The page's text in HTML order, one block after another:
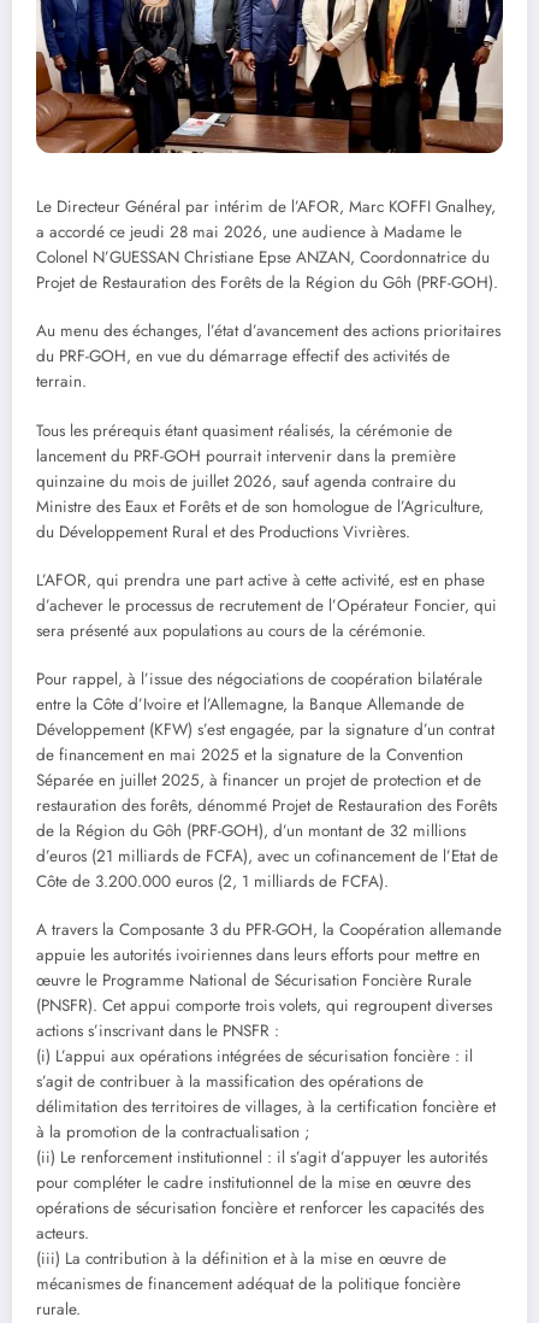
Le Directeur Général par intérim de l’AFOR, Marc KOFFI Gnalhey,
a accordé ce jeudi 28 mai 2026, une audience à Madame le
Colonel N’GUESSAN Christiane Epse ANZAN, Coordonnatrice du
Projet de Restauration des Forêts de la Région du Gôh (PRF-GOH).
Au menu des échanges, l’état d’avancement des actions prioritaires
du PRF-GOH, en vue du démarrage effectif des activités de
terrain.
Tous les prérequis étant quasiment réalisés, la cérémonie de
lancement du PRF-GOH pourrait intervenir dans la première
quinzaine du mois de juillet 2026, sauf agenda contraire du
Ministre des Eaux et Forêts et de son homologue de l’Agriculture,
du Développement Rural et des Productions Vivrières.
L’AFOR, qui prendra une part active à cette activité, est en phase
d’achever le processus de recrutement de l’Opérateur Foncier, qui
sera présenté aux populations au cours de la cérémonie.
Pour rappel, à l’issue des négociations de coopération bilatérale
entre la Côte d’Ivoire et l’Allemagne, la Banque Allemande de
Développement (KFW) s’est engagée, par la signature d’un contrat
de financement en mai 2025 et la signature de la Convention
Séparée en juillet 2025, à financer un projet de protection et de
restauration des forêts, dénommé Projet de Restauration des Forêts
de la Région du Gôh (PRF-GOH), d’un montant de 32 millions
d’euros (21 milliards de FCFA), avec un cofinancement de l’Etat de
Côte de 3.200.000 euros (2, 1 milliards de FCFA).
A travers la Composante 3 du PFR-GOH, la Coopération allemande
appuie les autorités ivoiriennes dans leurs efforts pour mettre en
œuvre le Programme National de Sécurisation Foncière Rurale
(PNSFR). Cet appui comporte trois volets, qui regroupent diverses
actions s’inscrivant dans le PNSFR :
(i) L’appui aux opérations intégrées de sécurisation foncière : il
s’agit de contribuer à la massification des opérations de
délimitation des territoires de villages, à la certification foncière et
à la promotion de la contractualisation ;
(ii) Le renforcement institutionnel : il s’agit d’appuyer les autorités
pour compléter le cadre institutionnel de la mise en œuvre des
opérations de sécurisation foncière et renforcer les capacités des
acteurs.
(iii) La contribution à la définition et à la mise en œuvre de
mécanismes de financement adéquat de la politique foncière
rurale.